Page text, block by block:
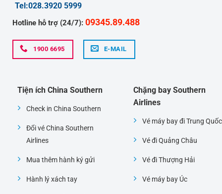
Tel:028.3920 5999
Hotline hỗ trợ (24/7): 09345.89.488
1900 6695 E-MAIL
Tiện ích China Southern
Check in China Southern
Đổi vé China Southern
Airlines
Mua thêm hành ký gửi
Hành lý xách tay
Chặng bay Southern
Airlines
Vé máy bay đi Trung Quốc
Vé đi Quảng Châu
Vé đi Thượng Hải
Vé máy bay Úc